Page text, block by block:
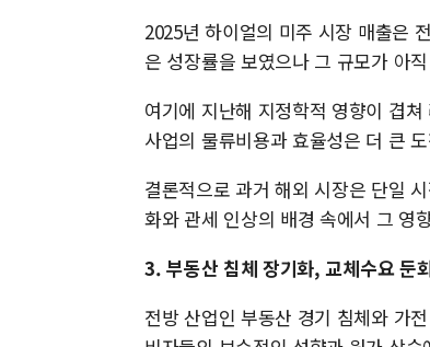
2025년 하이얼의 미주 시장 매출은
은 성장률을 보였으나 그 규모가 아
여기에 지난해 지정학적 영향이 겹
사업의 물류비용과 효율성은 더 큰
결론적으로 과거 해외 시장은 단일
화와 관세 인상의 배경 속에서 그 영
3. 부동산 침체 장기화, 교체수요 둔
전방 산업인 부동산 경기 침체와 가